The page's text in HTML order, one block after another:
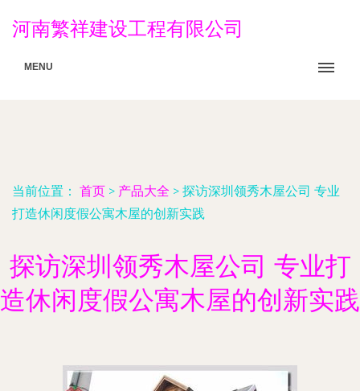
河南繁祥建设工程有限公司
MENU
当前位置： 首页 > 产品大全 > 探访深圳领秀木屋公司 专业
打造休闲度假公寓木屋的创新实践
探访深圳领秀木屋公司 专业打
造休闲度假公寓木屋的创新实践